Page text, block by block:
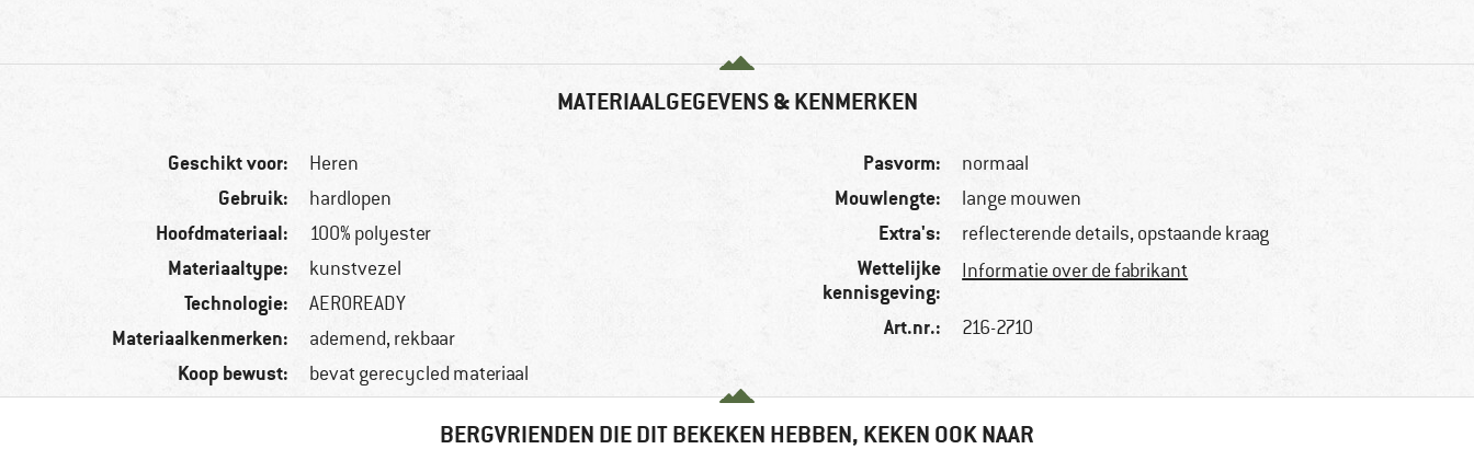
MATERIAALGEGEVENS & KENMERKEN
Geschikt voor: Heren
Gebruik: hardlopen
Hoofdmateriaal: 100% polyester
Materiaaltype: kunstvezel
Technologie: AEROREADY
Materiaalkenmerken: ademend, rekbaar
Koop bewust: bevat gerecycled materiaal
Pasvorm: normaal
Mouwlengte: lange mouwen
Extra's: reflecterende details, opstaande kraag
Wettelijke
kennisgeving:
Informatie over de fabrikant
Art.nr.: 216-2710
BERGVRIENDEN DIE DIT BEKEKEN HEBBEN, KEKEN OOK NAAR